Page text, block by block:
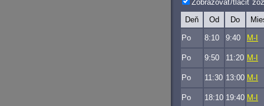
Zobrazovať/tlačiť
Deň Od Do
Po 8:10 9:40 M-I
Po 9:50 11:20 M-I
Po 11:30 13:00 M-I
Po 18:10 19:40 M-I